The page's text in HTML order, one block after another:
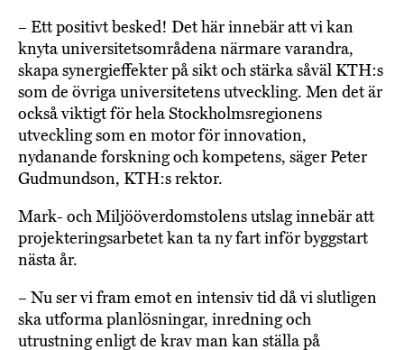
– Ett positivt besked! Det här innebär att vi kan
knyta universitetsområdena närmare varandra,
skapa synergieffekter på sikt och stärka såväl KTH:s
som de övriga universitetens utveckling. Men det är
också viktigt för hela Stockholmsregionens
utveckling som en motor för innovation,
nydanande forskning och kompetens, säger Peter
Gudmundson, KTH:s rektor.
Mark- och Miljööverdomstolens utslag innebär att
projekteringsarbetet kan ta ny fart inför byggstart
nästa år.
– Nu ser vi fram emot en intensiv tid då vi slutligen
ska utforma planlösningar, inredning och
utrustning enligt de krav man kan ställa på